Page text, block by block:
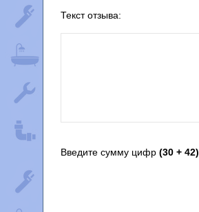
Текст отзыва:
Введите сумму цифр (30 + 42)